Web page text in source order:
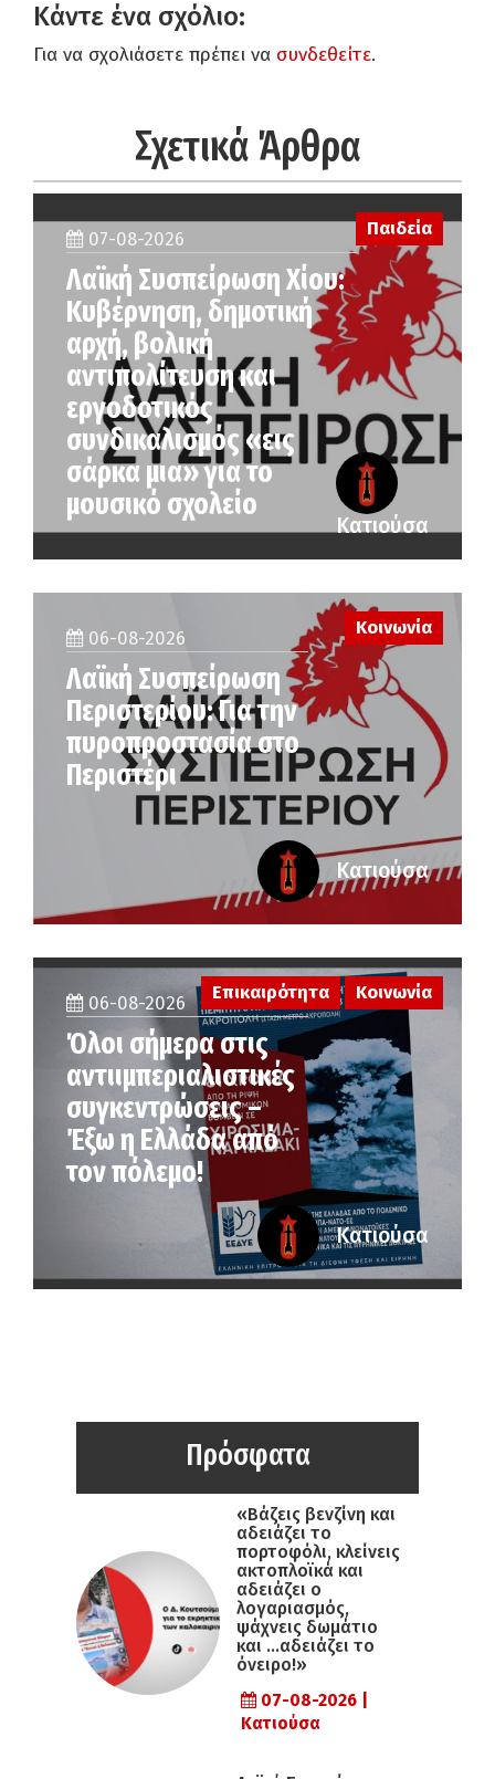
Κάντε ένα σχόλιο:
Για να σχολιάσετε πρέπει να συνδεθείτε.
Σχετικά Άρθρα
Παιδεία
07-08-2026
Λαϊκή Συσπείρωση Χίου:
Κυβέρνηση, δημοτική
αρχή, βολική
αντιπολίτευση και
εργοδοτικός
συνδικαλισμός «εις
σάρκα μια» για το
μουσικό σχολείο
Κατιούσα
06-08-2026
Λαϊκή Συσπείρωση
Περιστερίου: Για την
πυροπροστασία στο
Περιστέρι
Κοινωνία
Κατιούσα
06-08-2026
Όλοι σήμερα στις
αντιιμπεριαλιστικές
συγκεντρώσεις –
Έξω η Ελλάδα από
τον πόλεμο!
Επικαιρότητα Κοινωνία
Κατιούσα
Πρόσφατα
«Βάζεις βενζίνη και
αδειάζει το
πορτοφόλι, κλείνεις
ακτοπλοϊκά και
αδειάζει ο
λογαριασμός,
ψάχνεις δωμάτιο
και …αδειάζει το
όνειρο!»
07-08-2026 |
Κατιούσα